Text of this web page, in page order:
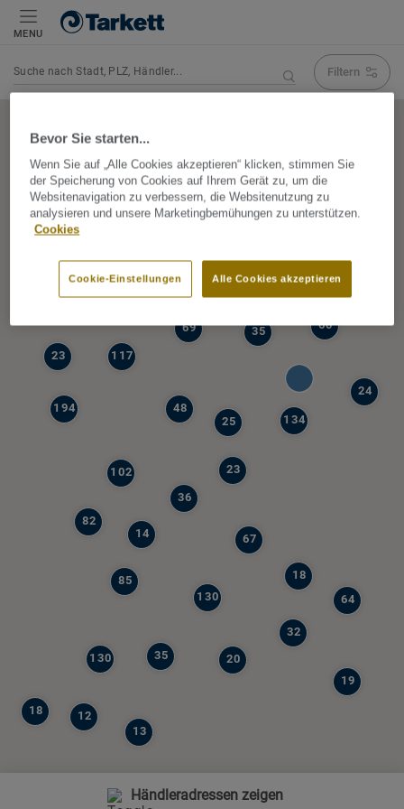
MENU
Filtern
85
194
77
117
130
39
64
67
82
36
130
69
134
23
35
35
102
19
23
48
14
60
12
18
32
13
20
24
25
18
Händleradressen zeigen
Bevor Sie starten...
Wenn Sie auf „Alle Cookies akzeptieren“ klicken, stimmen Sie
der Speicherung von Cookies auf Ihrem Gerät zu, um die
Websitenavigation zu verbessern, die Websitenutzung zu
analysieren und unsere Marketingbemühungen zu unterstützen.
Cookies
Alle Cookies akzeptieren
Cookie-Einstellungen